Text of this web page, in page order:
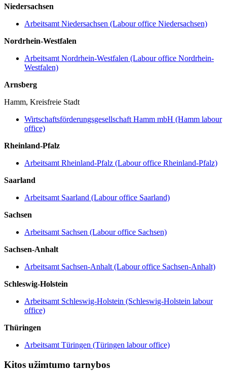
Niedersachsen
Arbeitsamt Niedersachsen (Labour office Niedersachsen)
Nordrhein-Westfalen
Arbeitsamt Nordrhein-Westfalen (Labour office Nordrhein-
Westfalen)
Arnsberg
Hamm, Kreisfreie Stadt
Wirtschaftsförderungsgesellschaft Hamm mbH (Hamm labour
office)
Rheinland-Pfalz
Arbeitsamt Rheinland-Pfalz (Labour office Rheinland-Pfalz)
Saarland
Arbeitsamt Saarland (Labour office Saarland)
Sachsen
Arbeitsamt Sachsen (Labour office Sachsen)
Sachsen-Anhalt
Arbeitsamt Sachsen-Anhalt (Labour office Sachsen-Anhalt)
Schleswig-Holstein
Arbeitsamt Schleswig-Holstein (Schleswig-Holstein labour
office)
Thüringen
Arbeitsamt Türingen (Türingen labour office)
Kitos užimtumo tarnybos